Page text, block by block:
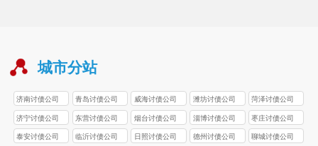
城市分站
济南讨债公司 青岛讨债公司 威海讨债公司 潍坊讨债公司 菏泽讨债公司
济宁讨债公司 东营讨债公司 烟台讨债公司 淄博讨债公司 枣庄讨债公司
泰安讨债公司 临沂讨债公司 日照讨债公司 德州讨债公司 聊城讨债公司